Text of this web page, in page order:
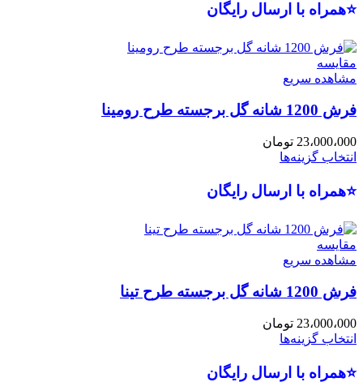
⭐همراه با ارسال رایگان
مقایسه
مشاهده سریع
فرش 1200 شانه گل برجسته طرح رومینا
23،000،000 تومان
انتخاب گزینه‌ها
⭐همراه با ارسال رایگان
مقایسه
مشاهده سریع
فرش 1200 شانه گل برجسته طرح تینا
23،000،000 تومان
انتخاب گزینه‌ها
⭐همراه با ارسال رایگان